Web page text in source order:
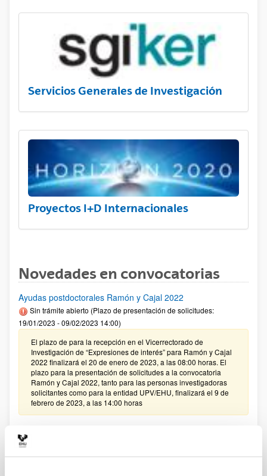
Servicios Generales de Investigación
Proyectos I+D Internacionales
Novedades en convocatorias
Ayudas postdoctorales Ramón y Cajal 2022
Sin trámite abierto (Plazo de presentación de solicitudes:
19/01/2023 - 09/02/2023 14:00)
El plazo de para la recepción en el Vicerrectorado de
Investigación de “Expresiones de interés” para Ramón y Cajal
2022 finalizará el 20 de enero de 2023, a las 08:00 horas. El
plazo para la presentación de solicitudes a la convocatoria
Ramón y Cajal 2022, tanto para las personas investigadoras
solicitantes como para la entidad UPV/EHU, finalizará el 9 de
febrero de 2023, a las 14:00 horas
aplicaciones terapéuticas”
Plazo de presentación cerrado: 17/11/2022 - 09/12/2022 23:59